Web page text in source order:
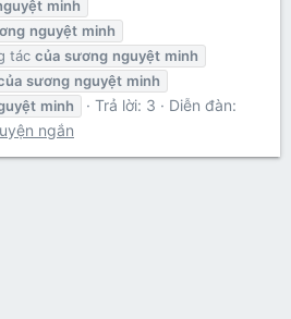
minh
nguyệt minh
tác của sương nguyệt minh
sương nguyệt minh
minh Trả lời: 3
Diễn đàn:
ngắn